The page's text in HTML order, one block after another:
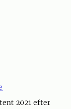
2021 efter